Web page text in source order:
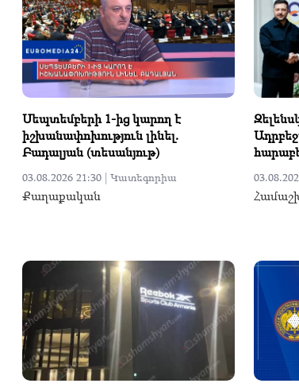
Սեպտեմբերի 1-ից կարող է
իշխանափոխություն լինել.
Բադալյան (տեսանյութ)
03.08.2026 21:30 | Կատեգորիա
Քաղաքական